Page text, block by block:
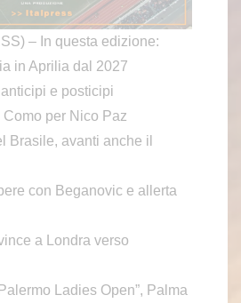
– In questa edizione:
in Aprilia dal 2027
e posticipi
Como per Nico Paz
Brasile, avanti anche il
con Beganovic e allerta
a Londra verso
Ladies Open”, Palma